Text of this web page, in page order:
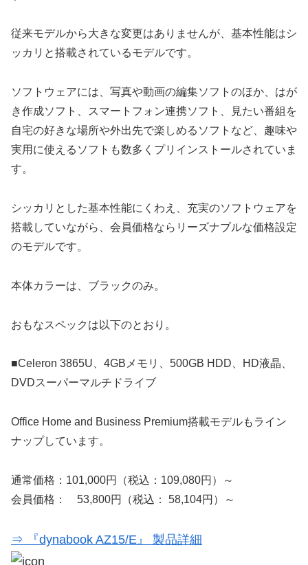
従来モデルから大きな変更はありませんが、基本性能はシ
ッカリと搭載されているモデルです。
ソフトウェアには、写真や動画の編集ソフトのほか、はが
き作成ソフト、スマートフォン連携ソフト、見たい番組を
自宅の好きな場所や外出先で楽しめるソフトなど、趣味や
実用に使えるソフトも数多くプリインストールされていま
す。
シッカリとした基本性能にくわえ、充実のソフトウェアを
搭載していながら、会員価格ならリーズナブルな価格設定
のモデルです。
本体カラーは、ブラックのみ。
おもなスペックは以下のとおり。
■Celeron 3865U、4GBメモリ、500GB HDD、HD液晶、
DVDスーパーマルチドライブ
Office Home and Business Premium搭載モデルもライン
ナップしています。
通常価格：101,000円（税込：109,080円）～
会員価格： 53,800円（税込： 58,104円）～
⇒ 『dynabook AZ15/E』 製品詳細